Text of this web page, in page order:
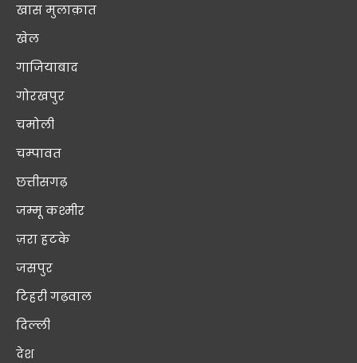
खास मुलाक़ात
खेल
गाजियाबाद
गोरखपुर
चमोली
चम्पावत
छत्तीसगढ़
जम्मू कश्मीर
ज़रा हटके
जसपुर
टिहरी गढ़वाल
दिल्ली
देश